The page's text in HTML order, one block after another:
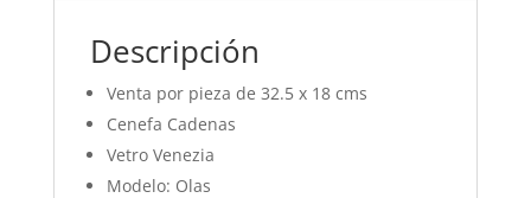
Descripción
Venta por pieza de 32.5 x 18 cms
Cenefa Cadenas
Vetro Venezia
Modelo: Olas